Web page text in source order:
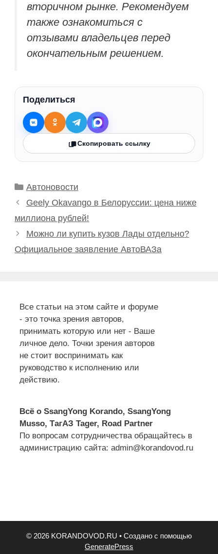
вторичном рынке. Рекомендуем
также ознакомиться с
отзывами владельцев перед
окончательным решением.
Поделиться
Скопировать ссылку
Рубрики
Автоновости
Geely Okavango в Белоруссии: цена ниже
миллиона рублей!
Можно ли купить кузов Лады отдельно?
Официальное заявление АвтоВАЗа
Все статьи на этом сайте и форуме
- это точка зрения авторов,
принимать которую или нет - Ваше
личное дело. Точки зрения авторов
не стоит воспринимать как
руководство к исполнению или
действию.
Всё о SsangYong Korando, SsangYong
Musso, ТагАЗ Tager, Road Partner
По вопросам сотрудничества обращайтесь в
администрацию сайта: admin@korandovod.ru
© 2026 KORANDOVOD.RU • Создано с помощью
GeneratePress